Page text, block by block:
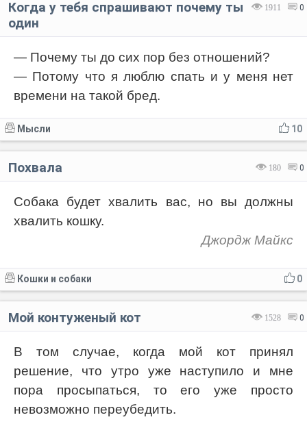
1911 0
Когда у тебя спрашивают почему ты
один
— Почему ты до сих пор без отношений?
— Потому что я люблю спать и у меня нет
времени на такой бред.
10
Мысли
180 0
Похвала
Собака будет хвалить вас, но вы должны
хвалить кошку.
Джордж Майкс
0
Кошки и собаки
1528 0
Мой контуженый кот
В том случае, когда мой кот принял
решение, что утро уже наступило и мне
пора просыпаться, то его уже просто
невозможно переубедить.